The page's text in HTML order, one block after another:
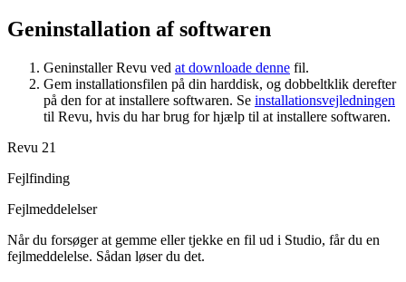
Geninstallation af softwaren
Geninstaller Revu ved at downloade denne fil.
Gem installationsfilen på din harddisk, og dobbeltklik derefter
på den for at installere softwaren. Se installationsvejledningen
til Revu, hvis du har brug for hjælp til at installere softwaren.
Revu 21
Fejlfinding
Fejlmeddelelser
Når du forsøger at gemme eller tjekke en fil ud i Studio, får du en
fejlmeddelelse. Sådan løser du det.